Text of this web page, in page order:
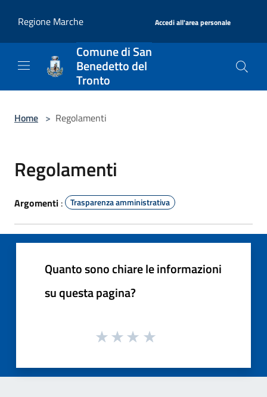
Regione Marche
Accedi all'area personale
Comune di San
Benedetto del
Tronto
Home > Regolamenti
Regolamenti
Argomenti : Trasparenza amministrativa
Quanto sono chiare le informazioni
su questa pagina?